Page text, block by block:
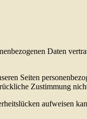
Daten
Seiten
Zustimmung
aufweisen